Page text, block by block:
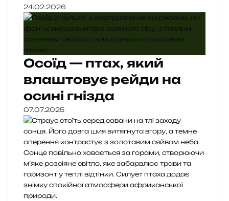
24.02.2026
Осоїд — птах, який
влаштовує рейди на
осині гнізда
07.07.2025